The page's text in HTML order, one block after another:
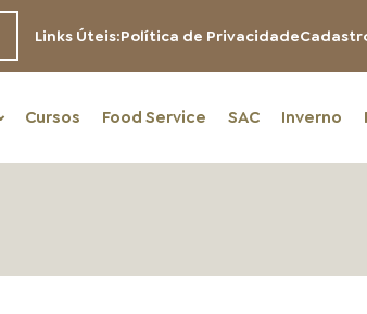
Links Úteis:Política de Privacidade
Cursos Food Service SAC Inverno